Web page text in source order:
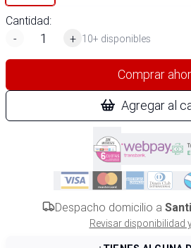
Cantidad:
-
+ 10+ disponibles
Comprar
Agregar al
Despacho domicilio a
Revisar disponibilidad